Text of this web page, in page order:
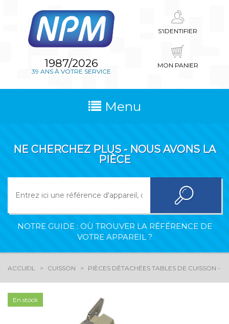
1987/2026
39 ANS À VOTRE SERVICE
S'IDENTIFIER
MON PANIER
Menu
NE CHERCHEZ PLUS - NOUS AVONS LA
PIÈCE
NOTRE GUIDE : OÙ TROUVER LA RÉFÉRENCE DE
VOTRE APPAREIL ?
ACCUEIL CUISSON PIÈCES DÉTACHÉES TABLES DE CUISSON -
En stock